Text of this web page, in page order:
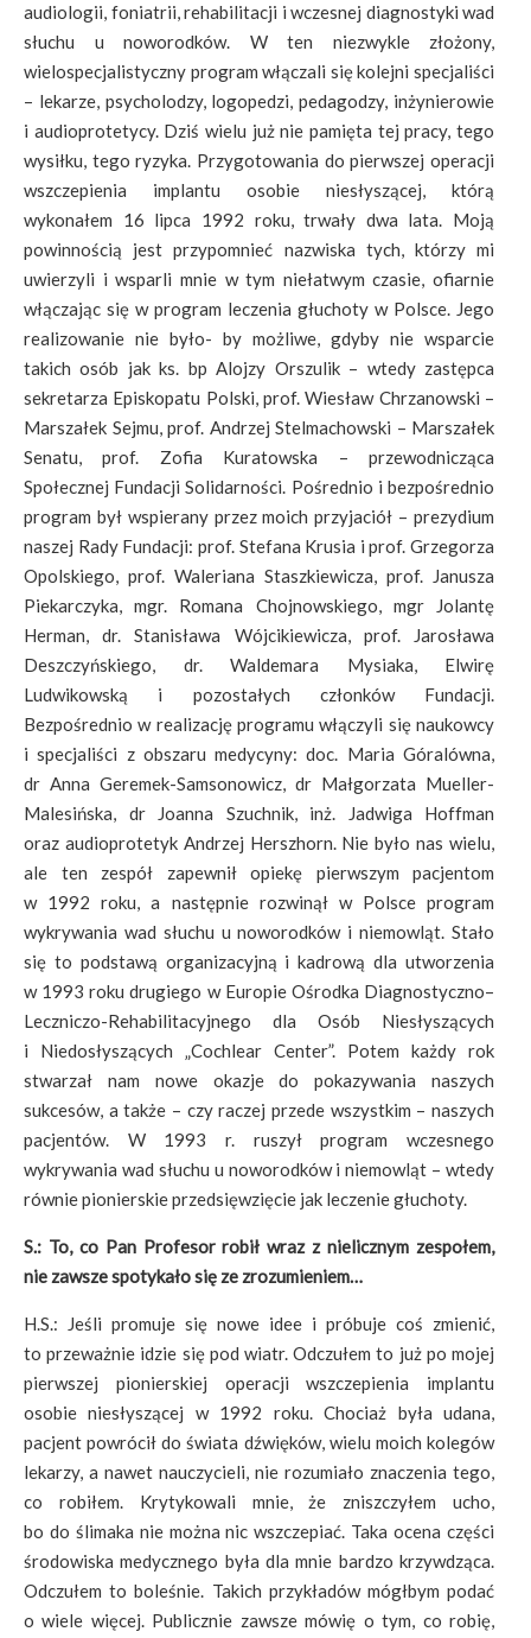
audiologii, foniatrii, rehabilitacji i wczesnej diagnostyki wad
słuchu u noworodków. W ten niezwykle złożony,
wielospecjalistyczny program włączali się kolejni specjaliści
– lekarze, psycholodzy, logopedzi, pedagodzy, inżynierowie
i audioprotetycy. Dziś wielu już nie pamięta tej pracy, tego
wysiłku, tego ryzyka. Przygotowania do pierwszej operacji
wszczepienia implantu osobie niesłyszącej, którą
wykonałem 16 lipca 1992 roku, trwały dwa lata. Moją
powinnością jest przypomnieć nazwiska tych, którzy mi
uwierzyli i wsparli mnie w tym niełatwym czasie, ofiarnie
włączając się w program leczenia głuchoty w Polsce. Jego
realizowanie nie było- by możliwe, gdyby nie wsparcie
takich osób jak ks. bp Alojzy Orszulik – wtedy zastępca
sekretarza Episkopatu Polski, prof. Wiesław Chrzanowski –
Marszałek Sejmu, prof. Andrzej Stelmachowski – Marszałek
Senatu, prof. Zofia Kuratowska – przewodnicząca
Społecznej Fundacji Solidarności. Pośrednio i bezpośrednio
program był wspierany przez moich przyjaciół – prezydium
naszej Rady Fundacji: prof. Stefana Krusia i prof. Grzegorza
Opolskiego, prof. Waleriana Staszkiewicza, prof. Janusza
Piekarczyka, mgr. Romana Chojnowskiego, mgr Jolantę
Herman, dr. Stanisława Wójcikiewicza, prof. Jarosława
Deszczyńskiego, dr. Waldemara Mysiaka, Elwirę
Ludwikowską i pozostałych członków Fundacji.
Bezpośrednio w realizację programu włączyli się naukowcy
i specjaliści z obszaru medycyny: doc. Maria Góralówna,
dr Anna Geremek-Samsonowicz, dr Małgorzata Mueller-
Malesińska, dr Joanna Szuchnik, inż. Jadwiga Hoffman
oraz audioprotetyk Andrzej Herszhorn. Nie było nas wielu,
ale ten zespół zapewnił opiekę pierwszym pacjentom
w 1992 roku, a następnie rozwinął w Polsce program
wykrywania wad słuchu u noworodków i niemowląt. Stało
się to podstawą organizacyjną i kadrową dla utworzenia
w 1993 roku drugiego w Europie Ośrodka Diagnostyczno–
Leczniczo-Rehabilitacyjnego dla Osób Niesłyszących
i Niedosłyszących „Cochlear Center”. Potem każdy rok
stwarzał nam nowe okazje do pokazywania naszych
sukcesów, a także – czy raczej przede wszystkim – naszych
pacjentów. W 1993 r. ruszył program wczesnego
wykrywania wad słuchu u noworodków i niemowląt – wtedy
równie pionierskie przedsięwzięcie jak leczenie głuchoty.
S.: To, co Pan Profesor robił wraz z nielicznym zespołem,
nie zawsze spotykało się ze zrozumieniem…
H.S.: Jeśli promuje się nowe idee i próbuje coś zmienić,
to przeważnie idzie się pod wiatr. Odczułem to już po mojej
pierwszej pionierskiej operacji wszczepienia implantu
osobie niesłyszącej w 1992 roku. Chociaż była udana,
pacjent powrócił do świata dźwięków, wielu moich kolegów
lekarzy, a nawet nauczycieli, nie rozumiało znaczenia tego,
co robiłem. Krytykowali mnie, że zniszczyłem ucho,
bo do ślimaka nie można nic wszczepiać. Taka ocena części
środowiska medycznego była dla mnie bardzo krzywdząca.
Odczułem to boleśnie. Takich przykładów mógłbym podać
o wiele więcej. Publicznie zawsze mówię o tym, co robię,